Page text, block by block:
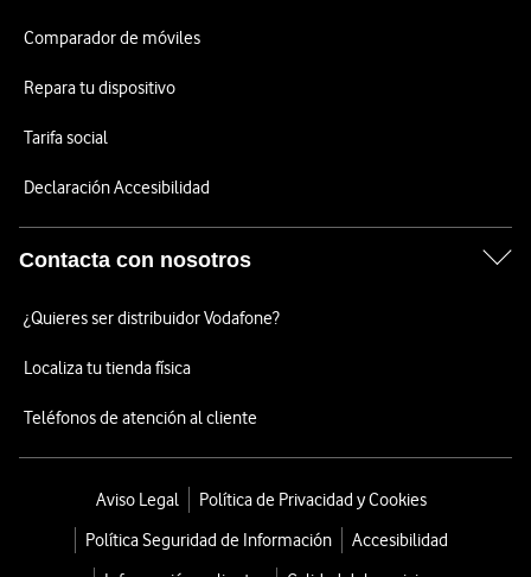
Comparador de móviles
Repara tu dispositivo
Tarifa social
Declaración Accesibilidad
Contacta con nosotros
¿Quieres ser distribuidor Vodafone?
Localiza tu tienda física
Teléfonos de atención al cliente
Aviso Legal
Política de Privacidad y Cookies
Política Seguridad de Información
Accesibilidad